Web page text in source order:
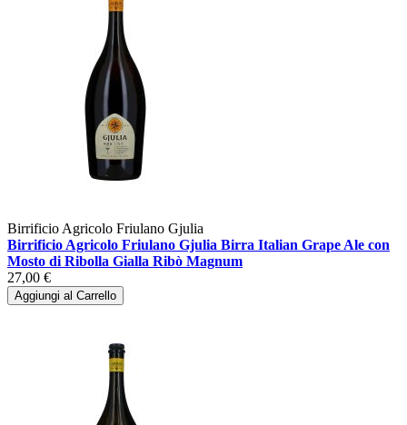
Birrificio Agricolo Friulano Gjulia
Birrificio Agricolo Friulano Gjulia Birra Italian Grape Ale con
Mosto di Ribolla Gialla Ribò Magnum
27,00 €
Aggiungi al Carrello